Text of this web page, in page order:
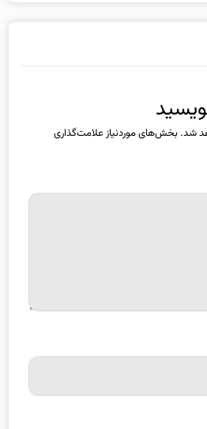
شد. بخش‌های موردنیاز علامت‌گذاری